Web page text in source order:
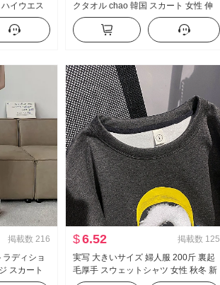
イウエス
ロングス
クタオル chao 韓国 スカート 女性 伸
縮性ウエスト ミドル丈 つぼみ スカー
ト
掲載数 216
ディショ
スカート
子 ストレ
$6.52 掲載数 125
実写 大きいサイズ 婦人服 200斤 裏起
毛厚手 スウェットシャツ 女性 秋冬 新
品 カートゥーン ルーズフィット クル